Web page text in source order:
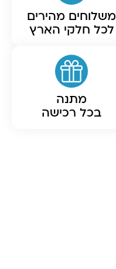
משלוחים מהירים
לכל חלקי הארץ
מתנה
בכל רכישה